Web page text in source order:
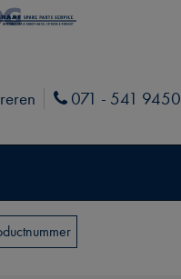
Phone
071 - 541 9450